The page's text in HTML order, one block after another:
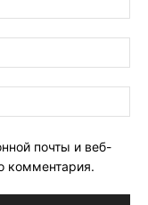
почты и веб-
комментария.